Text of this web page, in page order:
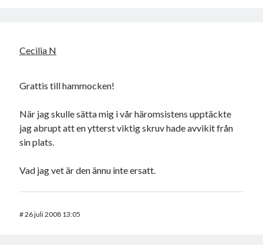
Cecilia N
Grattis till hammocken!
När jag skulle sätta mig i vår häromsistens upptäckte
jag abrupt att en ytterst viktig skruv hade avvikit från
sin plats.
Vad jag vet är den ännu inte ersatt.
#26 juli 2008 13:05